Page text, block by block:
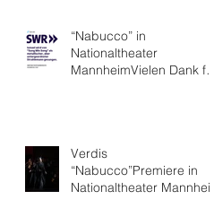
“Nabucco” in
Nationaltheater
MannheimVielen Dank für
Verdis
“Nabucco”Premiere in
Nationaltheater Mannheim